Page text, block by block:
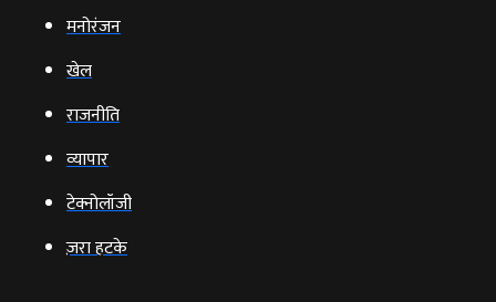
मनोरंजन
खेल
राजनीति
व्‍यापार
टेक्‍नोलॉजी
ज़रा हटके